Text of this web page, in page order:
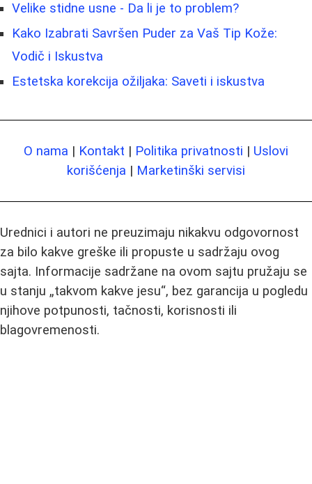
Velike stidne usne - Da li je to problem?
Kako Izabrati Savršen Puder za Vaš Tip Kože:
Vodič i Iskustva
Estetska korekcija ožiljaka: Saveti i iskustva
O nama | Kontakt | Politika privatnosti | Uslovi
korišćenja | Marketinški servisi
Urednici i autori ne preuzimaju nikakvu odgovornost
za bilo kakve greške ili propuste u sadržaju ovog
sajta. Informacije sadržane na ovom sajtu pružaju se
u stanju „takvom kakve jesu“, bez garancija u pogledu
njihove potpunosti, tačnosti, korisnosti ili
blagovremenosti.